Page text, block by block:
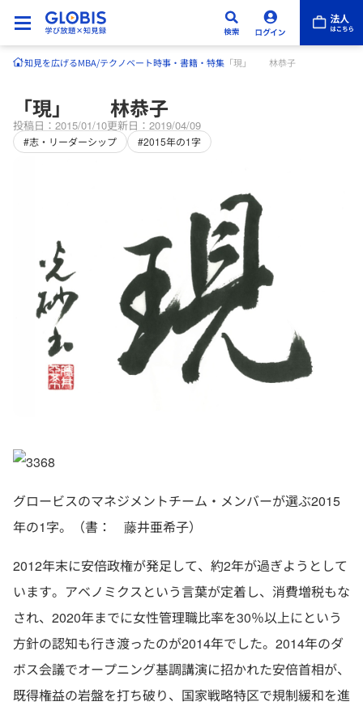
知見を広げるMBA/テクノベート時事・書籍・特集 「現」 林恭子
「現」 林恭子
投稿日：2015/01/10更新日：2019/04/09
#志・リーダーシップ #2015年の1字
グロービスのマネジメントチーム・メンバーが選ぶ2015
年の1字。（書： 藤井亜希子）
2012年末に安倍政権が発足して、約2年が過ぎようとして
います。アベノミクスという言葉が定着し、消費増税もな
され、2020年までに女性管理職比率を30％以上にという
方針の認知も行き渡ったのが2014年でした。2014年のダ
ボス会議でオープニング基調講演に招かれた安倍首相が、
既得権益の岩盤を打ち破り、国家戦略特区で規制緩和を進